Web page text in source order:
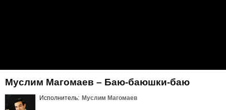
Муслим Магомаев – Баю-баюшки-баю
Исполнитель: Муслим Магомаев